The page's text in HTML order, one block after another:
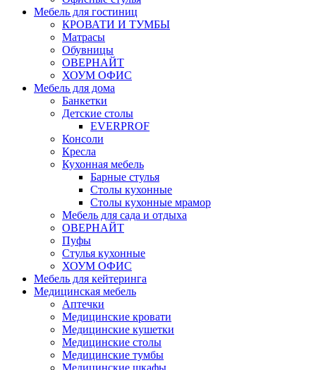
Мебель для гостиниц
КРОВАТИ И ТУМБЫ
Матрасы
Обувницы
ОВЕРНАЙТ
ХОУМ ОФИС
Мебель для дома
Банкетки
Детские столы
EVERPROF
Консоли
Кресла
Кухонная мебель
Барные стулья
Столы кухонные
Столы кухонные мрамор
Мебель для сада и отдыха
ОВЕРНАЙТ
Пуфы
Стулья кухонные
ХОУМ ОФИС
Мебель для кейтеринга
Медицинская мебель
Аптечки
Медицинские кровати
Медицинские кушетки
Медицинские столы
Медицинские тумбы